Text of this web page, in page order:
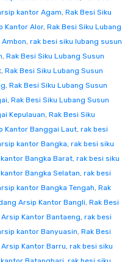
kantor Agam, Rak Besi Siku
Kantor Alor, Rak Besi Siku Lubang
, rak besi siku lubang susun
, Rak Besi Siku Lubang Susun
, Rak Besi Siku Lubang Susun
, Rak Besi Siku Lubang Susun
, Rak Besi Siku Lubang Susun
Kepulauan, Rak Besi Siku
Kantor Banggai Laut, rak besi
kantor Bangka, rak besi siku
Bangka Barat, rak besi siku
Bangka Selatan, rak besi
kantor Bangka Tengah, Rak
Arsip Kantor Bangli, Rak Besi
Kantor Bantaeng, rak besi
kantor Banyuasin, Rak Besi
Kantor Barru, rak besi siku